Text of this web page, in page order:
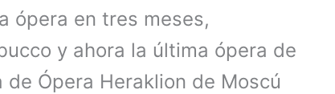
ópera en tres meses,
y ahora la última ópera de
Ópera Heraklion de Moscú